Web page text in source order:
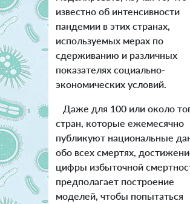
известно об интенсивности
пандемии в этих странах,
используемых мерах по
сдерживанию и различных
показателях социально-
экономических условий.
Даже для 100 или около
стран, которые ежемесячно
публикуют национальные
обо всех смертях,
цифры избыточной
предполагает построение
моделей, чтобы попытаться